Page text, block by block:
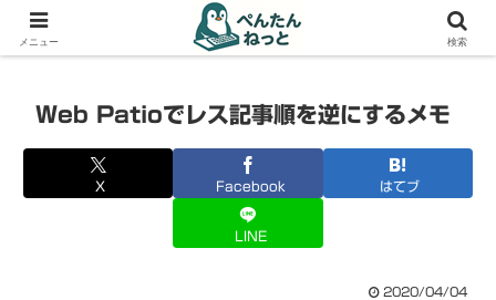
PCやガジェットの備忘録
Web Patioでレス記事順を逆にするメモ
X Facebook はてブ
LINE
2020/04/04
メニュー 検索